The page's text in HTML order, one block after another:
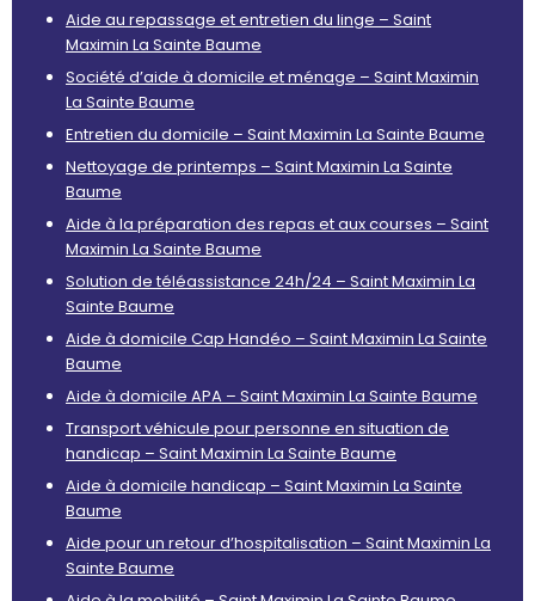
Aide au repassage et entretien du linge – Saint
Maximin La Sainte Baume
Société d’aide à domicile et ménage – Saint Maximin
La Sainte Baume
Entretien du domicile – Saint Maximin La Sainte Baume
Nettoyage de printemps – Saint Maximin La Sainte
Baume
Aide à la préparation des repas et aux courses – Saint
Maximin La Sainte Baume
Solution de téléassistance 24h/24 – Saint Maximin La
Sainte Baume
Aide à domicile Cap Handéo – Saint Maximin La Sainte
Baume
Aide à domicile APA – Saint Maximin La Sainte Baume
Transport véhicule pour personne en situation de
handicap – Saint Maximin La Sainte Baume
Aide à domicile handicap – Saint Maximin La Sainte
Baume
Aide pour un retour d’hospitalisation – Saint Maximin La
Sainte Baume